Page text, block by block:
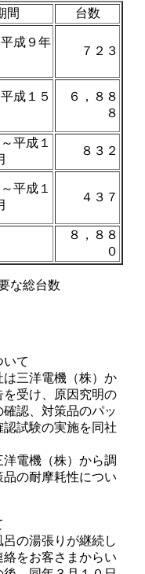
間
台数
成９年
７２３
成１５
６，８８
８
平成１
８３２
平成１
４３７
８，８８
０
必要な総台数
いて
は三洋電機（株）か
受け、原因究明の
認、対策品のパッ
試験の実施を同社
電機（株）から調
の耐摩耗性につい
の湯張りが継続し
をお客さまからい